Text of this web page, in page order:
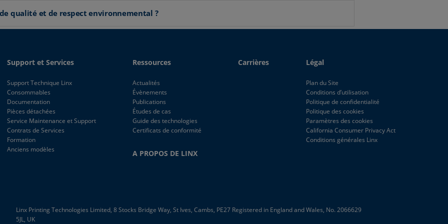
qualité et de respect environnemental ?
Support et Services
Support Technique Linx
Consommables
Documentation
Pièces détachées
Service Maintenance et Support
Contrats de Services
Formation
Anciens modèles
Ressources
Actualités
Évènements
Publications
Études de cas
Guide des technologies
Certificats de conformité
A PROPOS DE LINX
Carrières Légal
Plan du Site
Conditions d’utilisation
Politique de confidentialité
Politique des cookies
Paramètres des cookies
California Consumer Privacy Act
Conditions générales Linx
Linx Printing Technologies Limited, 8 Stocks Bridge Way, St Ives, Cambs, PE27
5JL, UK
Registered in England and Wales, No. 2066629